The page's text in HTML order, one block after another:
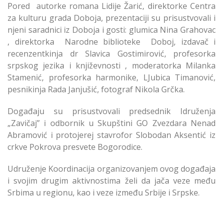
Pored autorke romana Lidije Žarić, direktorke Centra
za kulturu grada Doboja, prezentaciji su prisustvovali i
njeni saradnici iz Doboja i gosti: glumica Nina Grahovac
, direktorka Narodne biblioteke Doboj, izdavač i
recenzentkinja dr Slavica Gostimirović, profesorka
srpskog jezika i književnosti , moderatorka Milanka
Stamenić, profesorka harmonike, LJubica Timanović,
pesnikinja Rada Janjušić, fotograf Nikola Grčka.
Događaju su prisustvovali predsednik Idruženja
„Zavičaj” i odbornik u Skupštini GO Zvezdara Nenad
Abramović i protojerej stavrofor Slobodan Aksentić iz
crkve Pokrova presvete Bogorodice.
Udruženje Koordinacija organizovanjem ovog događaja
i svojim drugim aktivnostima želi da jača veze među
Srbima u regionu, kao i veze između Srbije i Srpske.